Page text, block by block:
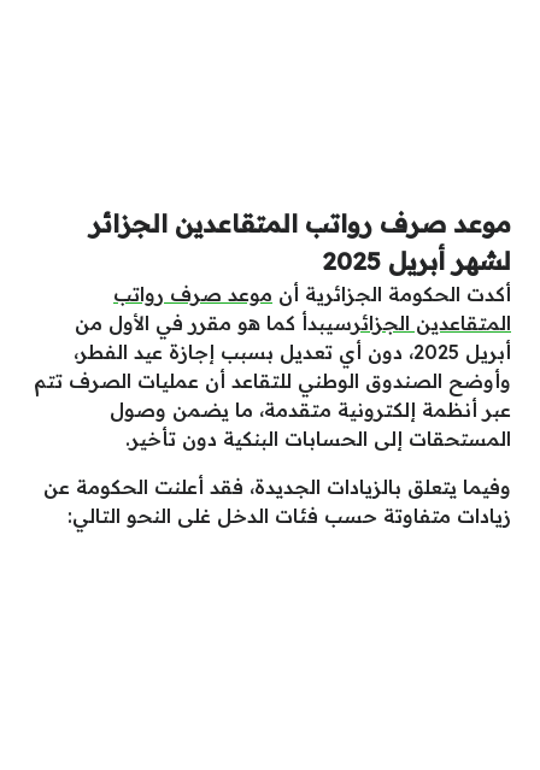
موعد صرف رواتب المتقاعدين الجزائر
لشهر أبريل 2025
أكدت الحكومة الجزائرية أن موعد صرف رواتب
المتقاعدين الجزائرسيبدأ كما هو مقرر في الأول من
أبريل 2025، دون أي تعديل بسبب إجازة عيد الفطر،
وأوضح الصندوق الوطني للتقاعد أن عمليات الصرف تتم
عبر أنظمة إلكترونية متقدمة، ما يضمن وصول
المستحقات إلى الحسابات البنكية دون تأخير.
وفيما يتعلق بالزيادات الجديدة، فقد أعلنت الحكومة عن
زيادات متفاوتة حسب فئات الدخل غلى النحو التالي: